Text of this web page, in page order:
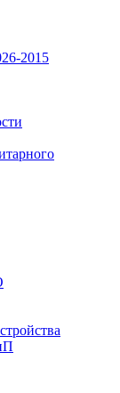
2015